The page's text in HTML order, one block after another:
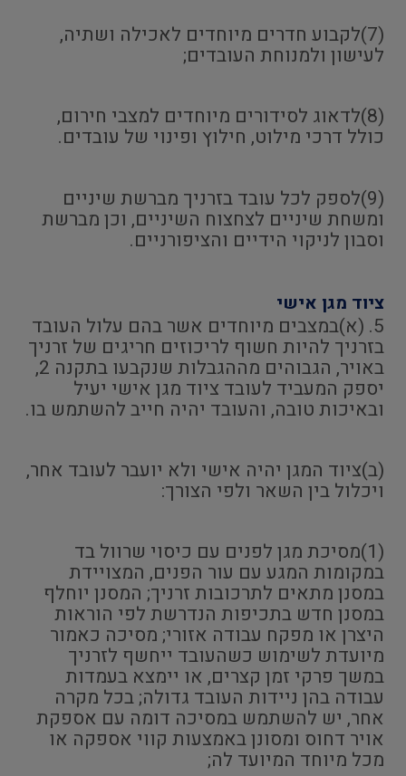
(7)לקבוע חדרים מיוחדים לאכילה ושתיה,
לעישון ולמנוחת העובדים;
(8)לדאוג לסידורים מיוחדים למצבי חירום,
כולל דרכי מילוט, חילוץ ופינוי של עובדים.
(9)לספק לכל עובד בזרניך מברשת שיניים
ומשחת שיניים לצחצוח השיניים, וכן מברשת
וסבון לניקוי הידיים והציפורניים.
ציוד מגן אישי
5. (א)במצבים מיוחדים אשר בהם עלול העובד
בזרניך להיות חשוף לריכוזים חריגים של זרניך
באויר, הגבוהים מההגבלות שנקבעו בתקנה 2,
יספק המעביד לעובד ציוד מגן אישי יעיל
ובאיכות טובה, והעובד יהיה חייב להשתמש בו.
(ב)ציוד המגן יהיה אישי ולא יועבר לעובד אחר,
ויכלול בין השאר ולפי הצורך:
(1)מסיכת מגן לפנים עם כיסוי שרוול בד
במקומות המגע עם עור הפנים, המצויידת
במסנן מתאים לתרכובות זרניך; המסנן יוחלף
במסנן חדש בתכיפות הנדרשת לפי הוראות
היצרן או מפקח עבודה אזורי; מסיכה כאמור
מיועדת לשימוש כשהעובד ייחשף לזרניך
במשך פרקי זמן קצרים, או יימצא בעמדות
עבודה בהן ניידות העובד גדולה; בכל מקרה
אחר, יש להשתמש במסיכה דומה עם אספקת
אויר דחוס ומסונן באמצעות קווי אספקה או
מכל מיוחד המיועד לה;